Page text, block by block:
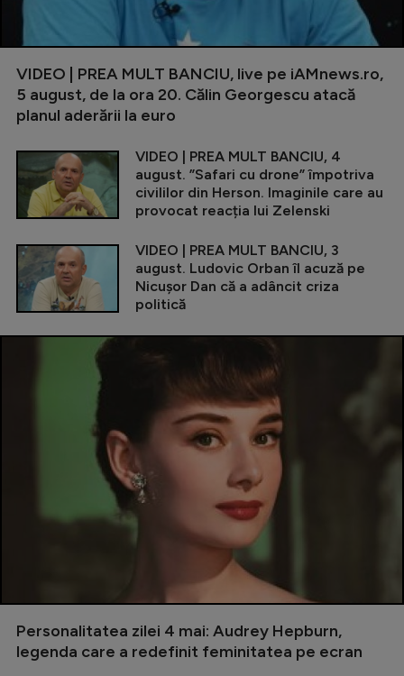
VIDEO | PREA MULT BANCIU, live pe iAMnews.ro,
5 august, de la ora 20. Călin Georgescu atacă
planul aderării la euro
VIDEO | PREA MULT BANCIU, 4
august. ”Safari cu drone” împotriva
civililor din Herson. Imaginile care au
provocat reacția lui Zelenski
VIDEO | PREA MULT BANCIU, 3
august. Ludovic Orban îl acuză pe
Nicușor Dan că a adâncit criza
politică
Personalitatea zilei 4 mai: Audrey Hepburn,
legenda care a redefinit feminitatea pe ecran